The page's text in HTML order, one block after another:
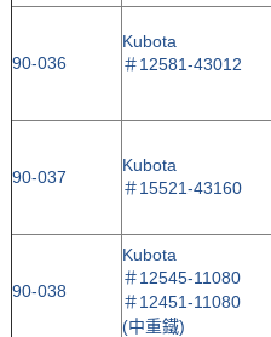
90-036
Kubota
＃12581-43012
90-037
Kubota
＃15521-43160
90-038
Kubota
＃12545-11080
＃12451-11080
(中重鐵)